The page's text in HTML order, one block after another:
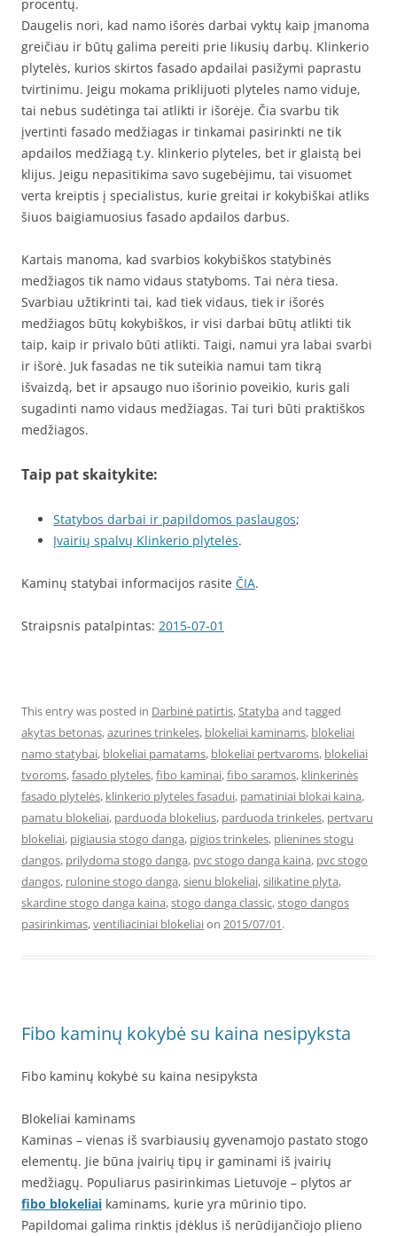
procentų.
Daugelis nori, kad namo išorės darbai vyktų kaip įmanoma
greičiau ir būtų galima pereiti prie likusių darbų. Klinkerio
plytelės, kurios skirtos fasado apdailai pasižymi paprastu
tvirtinimu. Jeigu mokama priklijuoti plyteles namo viduje,
tai nebus sudėtinga tai atlikti ir išorėje. Čia svarbu tik
įvertinti fasado medžiagas ir tinkamai pasirinkti ne tik
apdailos medžiagą t.y. klinkerio plyteles, bet ir glaistą bei
klijus. Jeigu nepasitikima savo sugebėjimu, tai visuomet
verta kreiptis į specialistus, kurie greitai ir kokybiškai atliks
šiuos baigiamuosius fasado apdailos darbus.
Kartais manoma, kad svarbios kokybiškos statybinės
medžiagos tik namo vidaus statyboms. Tai nėra tiesa.
Svarbiau užtikrinti tai, kad tiek vidaus, tiek ir išorės
medžiagos būtų kokybiškos, ir visi darbai būtų atlikti tik
taip, kaip ir privalo būti atlikti. Taigi, namui yra labai svarbi
ir išorė. Juk fasadas ne tik suteikia namui tam tikrą
išvaizdą, bet ir apsaugo nuo išorinio poveikio, kuris gali
sugadinti namo vidaus medžiagas. Tai turi būti praktiškos
medžiagos.
Taip pat skaitykite:
Statybos darbai ir papildomos paslaugos;
Įvairių spalvų Klinkerio plytelės.
Kaminų statybai informacijos rasite ČIA.
Straipsnis patalpintas: 2015-07-01
This entry was posted in Darbinė patirtis,Statyba and tagged
akytas betonas,azurines trinkeles, blokeliai kaminams, blokeliai
namo statybai, blokeliai pamatams, blokeliai pertvaroms, blokeliai
tvoroms,fasado plyteles,fibo kaminai,fibo saramos, klinkerinės
fasado plytelės, klinkerio plyteles fasadui, pamatiniai blokai kaina,
pamatu blokeliai, parduoda blokelius, parduoda trinkeles, pertvaru
blokeliai, pigiausia stogo danga, pigios trinkeles, plienines stogu
dangos, prilydoma stogo danga, pvc stogo danga kaina, pvc stogo
dangos, rulonine stogo danga,sienu blokeliai,silikatine plyta,
skardine stogo danga kaina,stogo danga classic,stogo dangos
pasirinkimas,ventiliaciniai blokeliaion 2015/07/01.
Fibo kaminų kokybė su kaina nesipyksta
Fibo kaminų kokybė su kaina nesipyksta
Blokeliai kaminams
Kaminas – vienas iš svarbiausių gyvenamojo pastato stogo
elementų. Jie būna įvairių tipų ir gaminami iš įvairių
medžiagų. Populiarus pasirinkimas Lietuvoje – plytos ar
fibo blokeliai kaminams, kurie yra mūrinio tipo.
Papildomai galima rinktis įdėklus iš nerūdijančiojo plieno